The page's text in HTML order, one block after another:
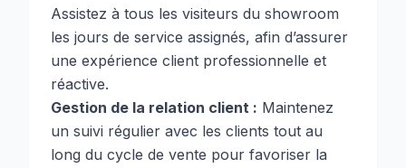
Assistez à tous les visiteurs du showroom
les jours de service assignés, afin d’assurer
une expérience client professionnelle et
réactive.
Gestion de la relation client : Maintenez
un suivi régulier avec les clients tout au
long du cycle de vente pour favoriser la